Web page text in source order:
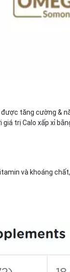
tăng cường &
trị Calo xấp xỉ
và khoáng